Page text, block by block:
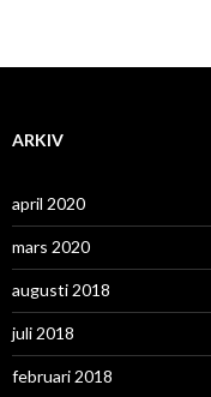
ARKIV
april 2020
mars 2020
augusti 2018
juli 2018
februari 2018